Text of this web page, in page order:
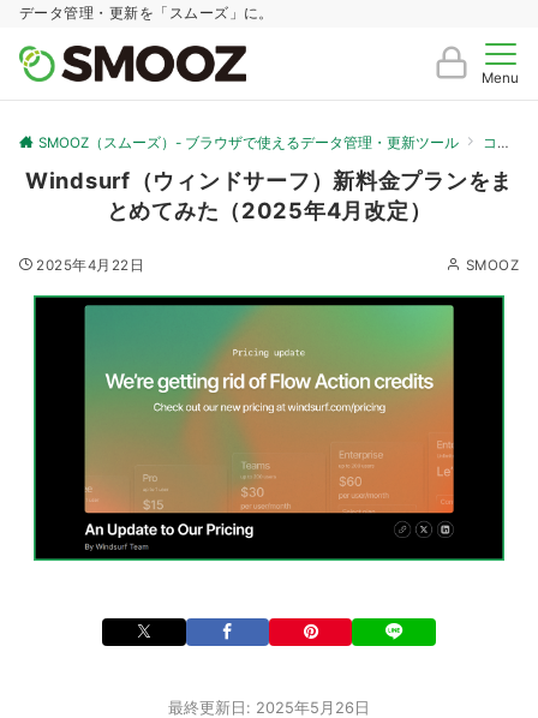
データ管理・更新を「スムーズ」に。
Menu
SMOOZ（スムーズ）- ブラウザで使えるデータ管理・更新ツール コラム
Windsurf（ウィンドサーフ）新料金プランをま
とめてみた（2025年4月改定）
2025年4月22日 SMOOZ
最終更新日: 2025年5月26日